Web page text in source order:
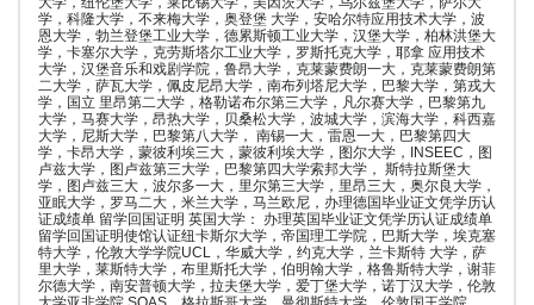
学，科隆大学，不来梅大学，奥登堡 大学，安哈尔特应用技术大学，波
恩大学，勃兰登堡工业大学，德累斯顿工业大学，汉堡大学，柏林洪堡大
学，卡塞尔大学，克劳斯塔尔工业大学，罗斯托克大学，耶拿 应用技术
大学，汉堡音乐和戏剧学院，鲁昂大学，克莱蒙费朗一大，克莱蒙费朗第
二大学，萨瓦大学，佩皮尼昂大学，南布列塔尼大学，巴黎大学，第戎大
学，国立 里昂第二大学，格勒诺布尔第三大学，凡尔赛大学，巴黎第九
大学，马赛大学，昂热大学，贝桑松大学，波城大学，滨海大学，科西嘉
大学，尼斯大学，巴黎第八大学， 南锡一大，雷恩一大，巴黎第四大
学，卡昂大学，蒙彼利埃三大，蒙彼利埃大学，图尔大学，INSEEC，图
卢兹大学，图卢兹第三大学，巴黎第四大学索邦大学， 斯特拉斯堡大
学，图卢兹三大，波尔多一大，里尔第三大学，里昂三大，奥尔良大学，
亚眠大学，罗马二大，米兰大学，马兰欧尼，办理德国毕业证文凭学历认
证成绩单 留学回国证明 英国大学： 办理英国毕业证文凭学历认证成绩单
留学回国证明使馆认证纽卡斯尔大学，帝国理工学院，巴斯大学，埃克塞
特大学，伦敦大学学院UCL，华威大学，约克大学，兰卡斯特 大学，萨
里大学，莱斯特大学，布里斯托大学，伯明翰大学，格鲁斯特大学，谢菲
尔德大学，南安普顿大学，拉夫堡大学，爱丁堡大学，诺丁汉大学，伦敦